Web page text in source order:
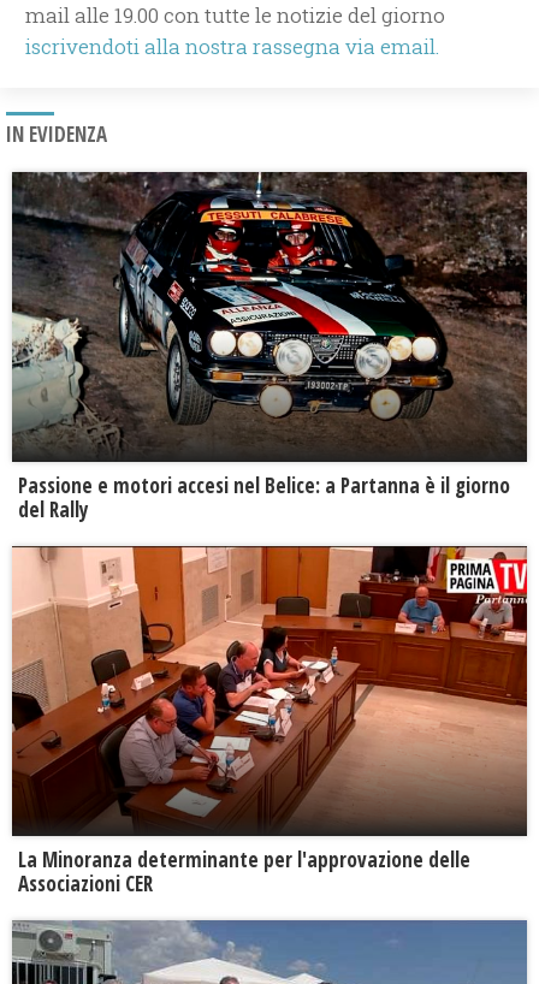
mail alle 19.00 con tutte le notizie del giorno
iscrivendoti alla nostra rassegna via email.
IN EVIDENZA
Passione e motori accesi nel Belice: a Partanna è il giorno
del Rally
La Minoranza determinante per l'approvazione delle
Associazioni CER